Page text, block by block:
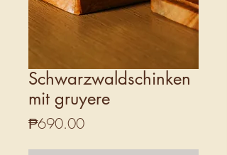
Schwarzwaldschinken
mit gruyere
₱690.00Price